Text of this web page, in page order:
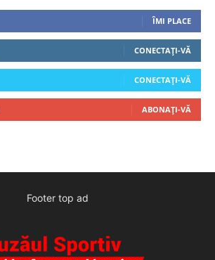
ÎMI PLACE
CONECTAȚI-VĂ
CONECTAȚI-VĂ
ABONAȚI-VĂ
Footer top ad